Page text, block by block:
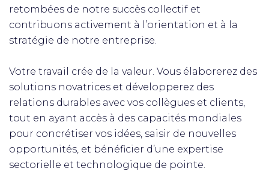
retombées de notre succès collectif et
contribuons activement à l’orientation et à la
stratégie de notre entreprise.
Votre travail crée de la valeur. Vous élaborerez des
solutions novatrices et développerez des
relations durables avec vos collègues et clients,
tout en ayant accès à des capacités mondiales
pour concrétiser vos idées, saisir de nouvelles
opportunités, et bénéficier d’une expertise
sectorielle et technologique de pointe.